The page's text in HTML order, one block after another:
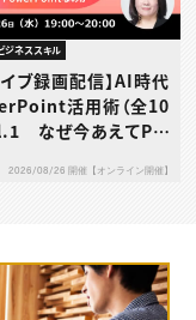
ジネススキル
イブ録画配信】AI時代
活用術（全10
なぜ今あえてPo
2026/08/26 開催【オンライン開催】